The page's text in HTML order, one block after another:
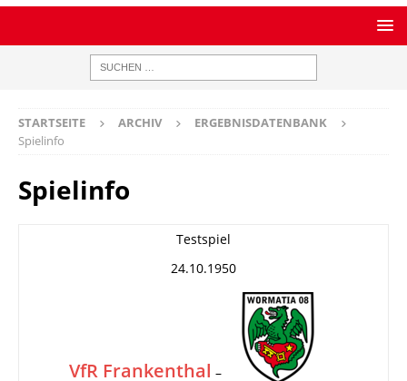
STARTSEITE ARCHIV
ERGEBNISDATENBANK
Spielinfo
Spielinfo
Testspiel
24.10.1950
VfR Frankenthal –